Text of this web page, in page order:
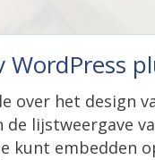
over het design
de lijstweergave
kunt embedden